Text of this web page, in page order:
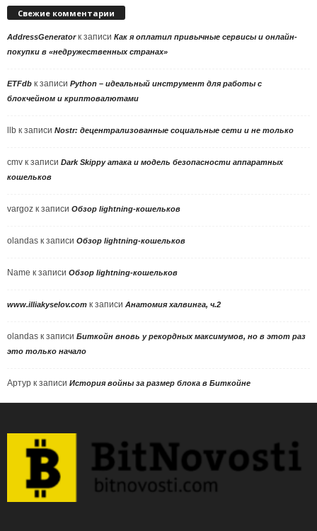
Свежие комментарии
AddressGeneratorк записи Как я оплатил привычные сервисы и онлайн-
покупки в «недружественных странах»
ETFdb к записи Python – идеальный инструмент для работы с
блокчейном и криптовалютами
llb к записи Nostr: децентрализованные социальные сети и не только
cmv к записи Dark Skippy атака и модель безопасности аппаратных
кошельков
vargoz к записи Обзор lightning-кошельков
olandas к записи Обзор lightning-кошельков
Name к записи Обзор lightning-кошельков
www.illiakyselov.com к записи Анатомия халвинга, ч.2
olandas к записи Биткойн вновь у рекордных максимумов, но в этот раз
это только начало
Артур к записи История войны за размер блока в Биткойне